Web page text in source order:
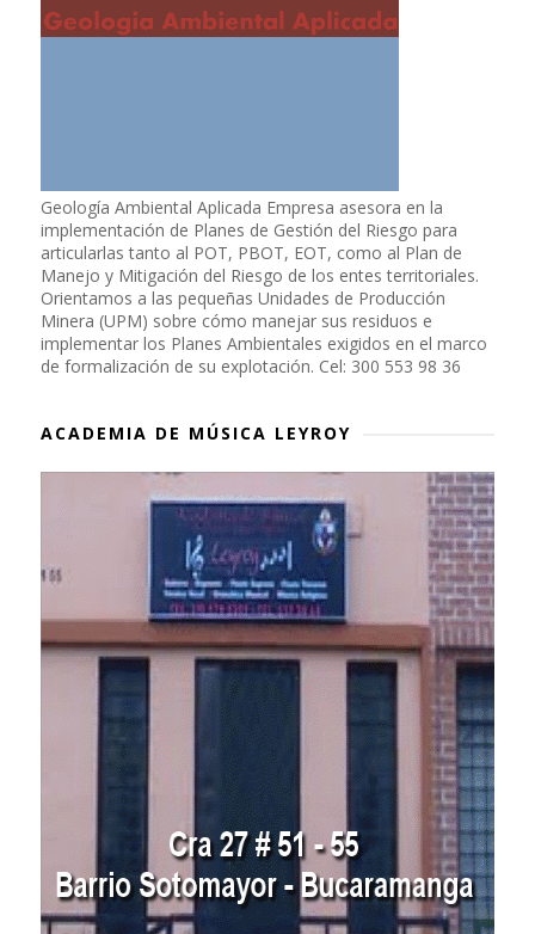
Geología Ambiental Aplicada Empresa asesora en la
implementación de Planes de Gestión del Riesgo para
articularlas tanto al POT, PBOT, EOT, como al Plan de
Manejo y Mitigación del Riesgo de los entes territoriales.
Orientamos a las pequeñas Unidades de Producción
Minera (UPM) sobre cómo manejar sus residuos e
implementar los Planes Ambientales exigidos en el marco
de formalización de su explotación. Cel: 300 553 98 36
ACADEMIA DE MÚSICA LEYROY